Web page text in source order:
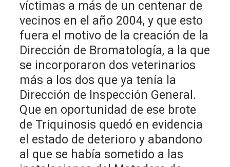
víctimas a más de un centenar de
vecinos en el año 2004, y que esto
fuera el motivo de la creación de la
Dirección de Bromatología, a la que
se incorporaron dos veterinarios
más a los dos que ya tenía la
Dirección de Inspección General.
Que en oportunidad de ese brote
de Triquinosis quedó en evidencia
el estado de deterioro y abandono
al que se había sometido a las